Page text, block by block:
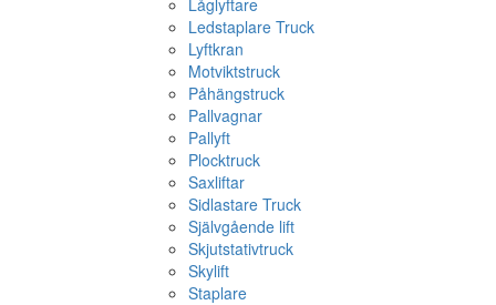
Låglyftare
Ledstaplare Truck
Lyftkran
Motviktstruck
Påhängstruck
Pallvagnar
Pallyft
Plocktruck
Saxliftar
Sidlastare Truck
Självgående lift
Skjutstativtruck
Skylift
Staplare